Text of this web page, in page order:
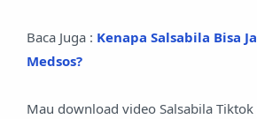
Baca Juga : Kenapa Salsabila Bisa
Medsos?
Mau download video Salsabila